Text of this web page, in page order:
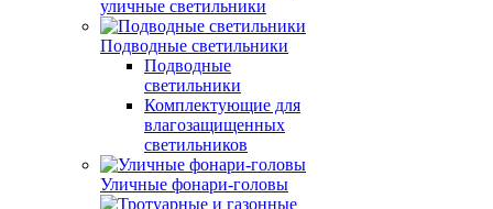
уличные светильники
Подводные светильники
Подводные
светильники
Комплектующие для
влагозащищенных
светильников
Уличные фонари-головы